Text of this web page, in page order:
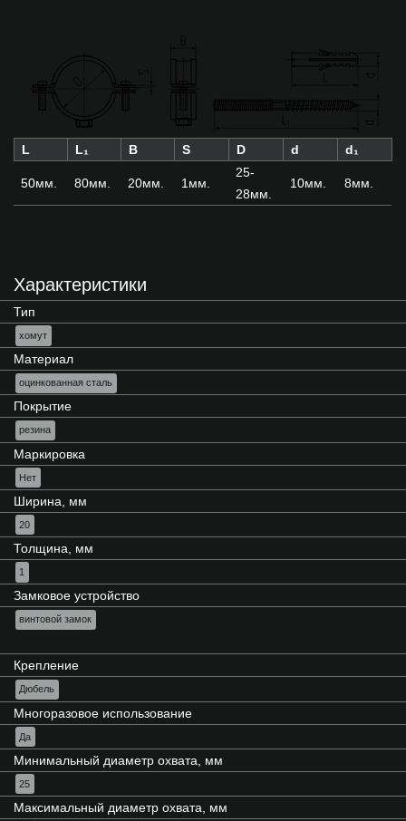
L L₁ B S D d d₁
50мм. 80мм. 20мм. 1мм.
25-
28мм.
10мм. 8мм.
Характеристики
Тип
хомут
Материал
оцинкованная сталь
Покрытие
резина
Маркировка
Нет
Ширина, мм
20
Толщина, мм
1
Замковое устройство
винтовой замок
Крепление
Дюбель
Многоразовое использование
Да
Минимальный диаметр охвата, мм
25
Максимальный диаметр охвата, мм